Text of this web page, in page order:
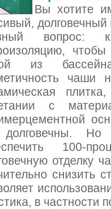
Вы хотите
вопрос:
из
чаши
с
Но
100-
отделку
снизить
в частности